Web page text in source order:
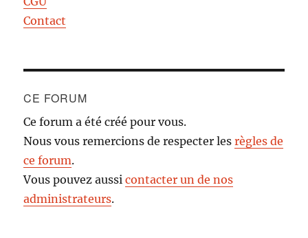
Contact
CE FORUM
Ce forum a été créé pour vous.
Nous vous remercions de respecter lesrègles de
ce forum.
Vous pouvez aussicontacter un de nos
administrateurs.